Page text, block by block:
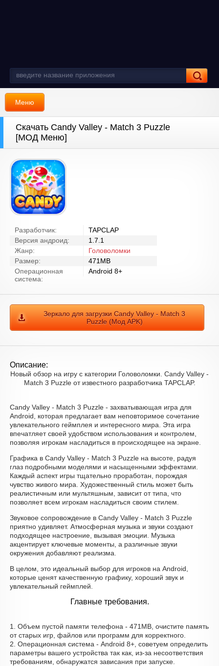
Меню
Скачать Candy Valley - Match 3 Puzzle
[МОД Меню]
Разработчик:
TAPCLAP
Версия андроид:
1.7.1
Жанр:
Головоломки
Размер:
471MB
Операционная
система:
Android 8+
Зеркало для загрузки Candy Valley - Match 3
Puzzle (Мод APK)
Описание:
Новый обзор на игру с категории Головоломки. Candy Valley -
Match 3 Puzzle от известного разработчика TAPCLAP.
Candy Valley - Match 3 Puzzle - захватывающая игра для
Android, которая предлагает вам неповторимое сочетание
увлекательного геймплея и интересного мира. Эта игра
впечатляет своей удобством использования и контролем,
позволяя игрокам насладиться в происходящее на экране.
Графика в Candy Valley - Match 3 Puzzle на высоте, радуя
глаз подробными моделями и насыщенными эффектами.
Каждый аспект игры тщательно проработан, порождая
чувство живого мира. Художественный стиль может быть
реалистичным или мультяшным, зависит от типа, что
позволяет всем игрокам насладиться своим стилем.
Звуковое сопровождение в Candy Valley - Match 3 Puzzle
приятно удивляет. Атмосферная музыка и звуки создают
подходящее настроение, вызывая эмоции. Музыка
акцентирует ключевые моменты, а различные звуки
окружения добавляют реализма.
В целом, это идеальный выбор для игроков на Android,
которые ценят качественную графику, хороший звук и
увлекательный геймплей.
Главные требования.
1. Объем пустой памяти телефона - 471MB, очистите память
от старых игр, файлов или программ для корректного.
2. Операционная система - Android 8+, советуем определить
параметры вашего устройства так как, из-за несоответствия
требованиям, обнаружатся зависания при запуске.